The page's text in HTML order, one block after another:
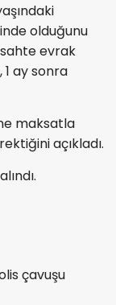
olduğunu
evrak
1 ay sonra
maksatla
açıkladı.
çavuşu